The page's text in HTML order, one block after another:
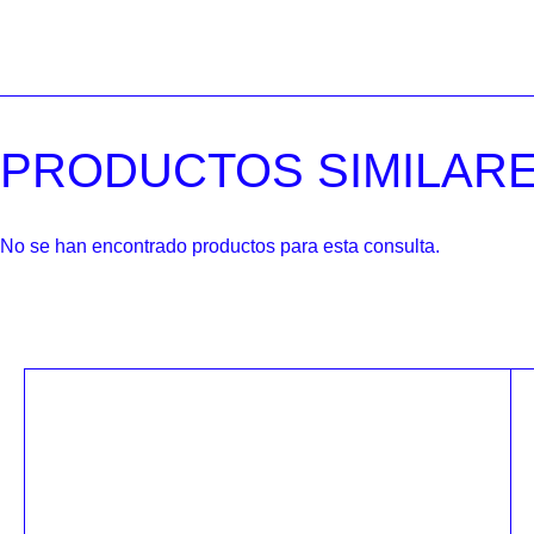
PRODUCTOS
No se han encontrado productos para esta consulta.